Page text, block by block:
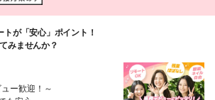
給※当社登録後に当該資格をはじめて取得した者
各種制度の適用については法令および当社規程に
る条件有 *各種制度については2026年6月現在の
が「安心」ポイント！
みませんか？
ー歓迎！～